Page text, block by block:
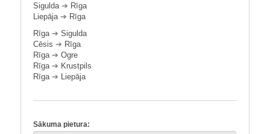
Sigulda➔ Rīga
Liepāja➔ Rīga
Rīga➔ Sigulda
Cēsis ➔ Rīga
Rīga➔ Ogre
Rīga➔ Krustpils
Rīga➔ Liepāja
Sākuma pietura: